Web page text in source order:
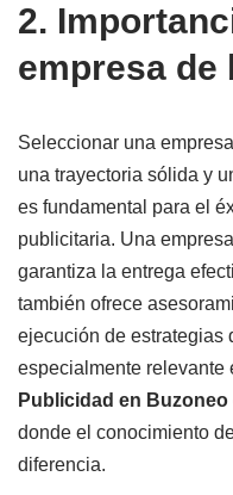
2.
empresa de
Seleccionar una
una trayectoria sólida y
es fundamental para el
publicitaria. Una
garantiza la entrega
también ofrece
ejecución de estrategias
especialmente relevante
Publicidad en
donde el conocimiento
diferencia.